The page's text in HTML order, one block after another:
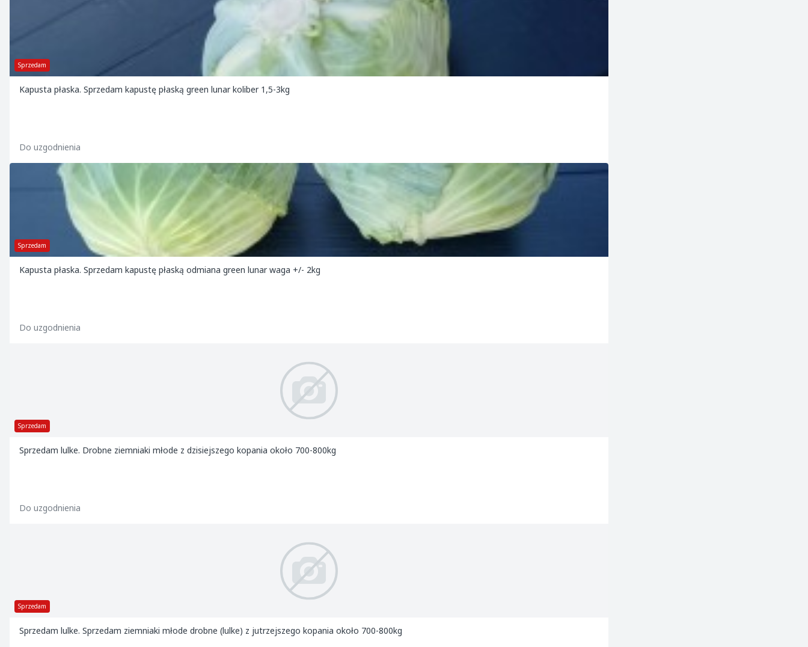
Sprzedam
Kapusta płaska. Sprzedam kapustę płaską green lunar koliber 1,5-3kg
Do uzgodnienia
Sprzedam
Kapusta płaska. Sprzedam kapustę płaską odmiana green lunar waga +/- 2kg
Do uzgodnienia
Sprzedam
Sprzedam lulke. Drobne ziemniaki młode z dzisiejszego kopania około 700-800kg
Do uzgodnienia
Sprzedam
Sprzedam lulke. Sprzedam ziemniaki młode drobne (lulke) z jutrzejszego kopania około 700-800kg